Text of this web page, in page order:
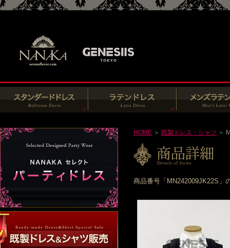
HOME ＞ 既製ドレス・シャツ ＞
商品番号「MN242009JK22S」